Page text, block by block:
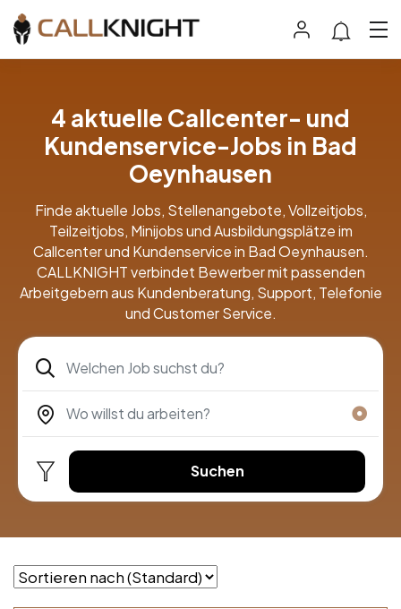
4 aktuelle Callcenter- und
Kundenservice-Jobs in Bad
Oeynhausen
Finde aktuelle Jobs, Stellenangebote, Vollzeitjobs,
Teilzeitjobs, Minijobs und Ausbildungsplätze im
Callcenter und Kundenservice in Bad Oeynhausen.
CALLKNIGHT verbindet Bewerber mit passenden
Arbeitgebern aus Kundenberatung, Support, Telefonie
und Customer Service.
Suchen